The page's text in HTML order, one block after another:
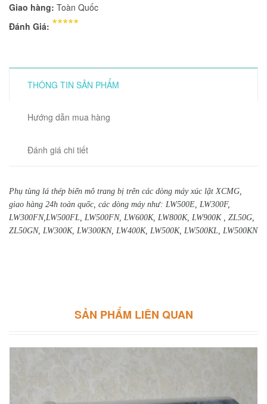
Giao hàng: Toàn Quốc
Đánh Giá: *****
THÔNG TIN SẢN PHẨM
Hướng dẫn mua hàng
Đánh giá chi tiết
Phụ tùng lá thép biến mô trang bị trên các dòng máy xúc lật XCMG,
giao hàng 24h toàn quốc, các dòng máy như: LW500E, LW300F,
LW300FN,LW500FL, LW500FN, LW600K, LW800K, LW900K , ZL50G,
ZL50GN, LW300K, LW300KN, LW400K, LW500K, LW500KL, LW500KN
SẢN PHẨM LIÊN QUAN